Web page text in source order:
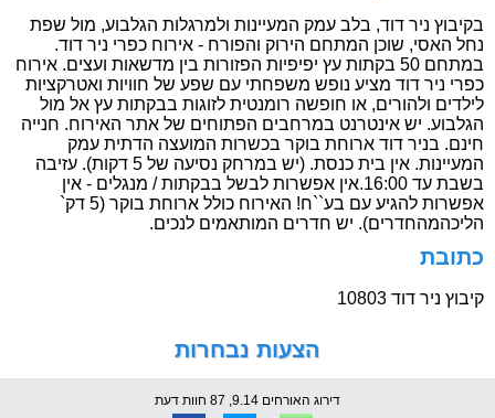
בקיבוץ ניר דוד, בלב עמק המעיינות ולמרגלות הגלבוע, מול שפת
נחל האסי, שוכן המתחם הירוק והפורח - אירוח כפרי ניר דוד.
במתחם 50 בקתות עץ יפיפיות הפזורות בין מדשאות ועצים. אירוח
כפרי ניר דוד מציע נופש משפחתי עם שפע של חוויות ואטרקציות
לילדים ולהורים, או חופשה רומנטית לזוגות בבקתות עץ אל מול
הגלבוע. יש אינטרנט במרחבים הפתוחים של אתר האירוח. חנייה
חינם. בניר דוד ארוחת בוקר בכשרות המועצה הדתית עמק
המעיינות. אין בית כנסת. (יש במרחק נסיעה של 5 דקות). עזיבה
בשבת עד 16:00.אין אפשרות לבשל בבקתות / מנגלים - אין
אפשרות להגיע עם בע``ח! האירוח כולל ארוחת בוקר (5 דק`
הליכהמהחדרים). יש חדרים המותאמים לנכים.
כתובת
קיבוץ ניר דוד 10803
הצעות נבחרות
דירוג האורחים 9.14, 87 חוות דעת